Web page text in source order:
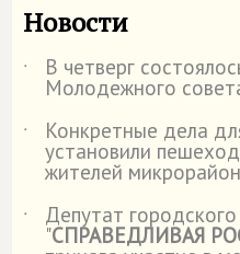
Новости
˙ В четверг
Молодежного
˙
Конкретные дела
установили
жителей
˙
Депутат
"СПРАВЕДЛИВАЯ